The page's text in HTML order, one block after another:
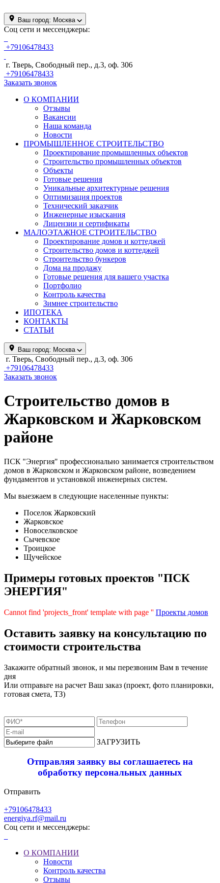
Ваш город: Москва
Соц сети и мессенджеры:
+79106478433
г. Тверь, Свободный пер., д.3, оф. 306
+79106478433
Заказать звонок
О КОМПАНИИ
Отзывы
Вакансии
Наша команда
Новости
ПРОМЫШЛЕННОЕ СТРОИТЕЛЬСТВО
Проектирование промышленных объектов
Строительство промышленных объектов
Объекты
Готовые решения
Уникальные архитектурные решения
Оптимизация проектов
Технический заказчик
Инженерные изыскания
Лицензии и сертификаты
МАЛОЭТАЖНОЕ СТРОИТЕЛЬСТВО
Проектирование домов и коттеджей
Строительство домов и коттеджей
Строительство бункеров
Дома на продажу
Готовые решения для вашего участка
Портфолио
Контроль качества
Зимнее строительство
ИПОТЕКА
КОНТАКТЫ
СТАТЬИ
Ваш город: Москва
г. Тверь, Свободный пер., д.3, оф. 306
+79106478433
Заказать звонок
Строительство домов в
Жарковском и Жарковском
районе
ПСК "Энергия" профессионально занимается строительством
домов в Жарковском и Жарковском районе, возведением
фундаментов и установкой инженерных систем.
Мы выезжаем в следующие населенные пункты:
Поселок Жарковский
Жарковское
Новоселковское
Сычевское
Троицкое
Щучейское
Примеры готовых проектов "ПСК
ЭНЕРГИЯ"
Cannot find 'projects_front' template with page '' Проекты домов
Оставить заявку на консультацию по
стоимости строительства
Закажите обратный звонок, и мы перезвоним Вам в течение
дня
Или отправьте на расчет Ваш заказ (проект, фото планировки,
готовая смета, ТЗ)
ЗАГРУЗИТЬ
Отправляя заявку вы соглашаетесь на
обработку персональных данных
Отправить
+79106478433
energiya.rf@mail.ru
Соц сети и мессенджеры:
О КОМПАНИИ
Новости
Контроль качества
Отзывы